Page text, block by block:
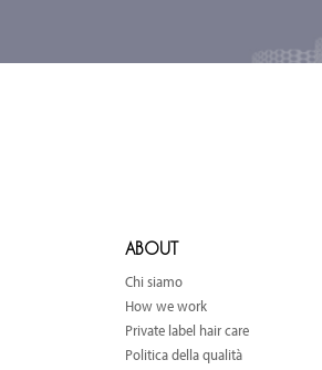
ABOUT
Chi siamo
How we work
Private label hair care
Politica della qualità